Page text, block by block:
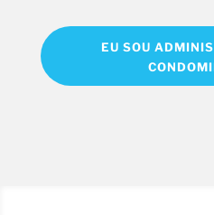
EU SOU